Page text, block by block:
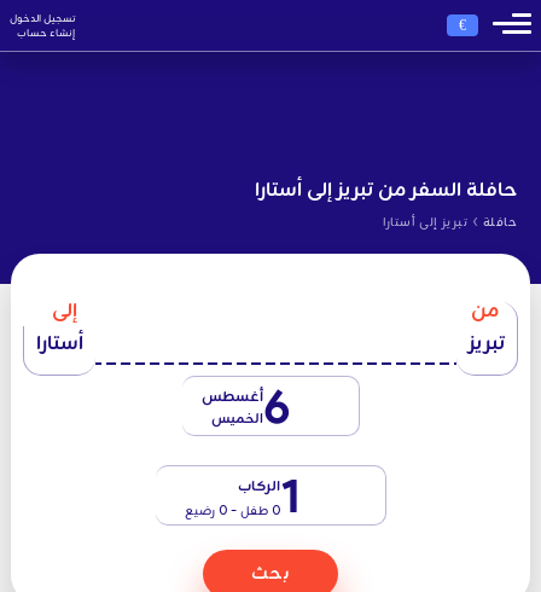
€
تسجيل الدخول
إنشاء حساب
حافلة السفر من تبريز إلى أستارا
حافلة › تبريز إلى أستارا
من
تبريز
إلى
أستارا
6أغسطس
الخميس
1الركاب
0 طفل - 0 رضيع
بحث